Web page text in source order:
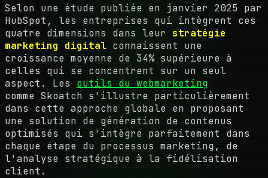
Selon une étude publiée en janvier 2025 par
HubSpot, les entreprises qui intègrent ces
quatre dimensions dans leur stratégie
marketing digital connaissent une
croissance moyenne de 34% supérieure à
celles qui se concentrent sur un seul
aspect. Les outils du webmarketing
comme Skoatch s'illustre particulièrement
dans cette approche globale en proposant
une solution de génération de contenus
optimisés qui s'intègre parfaitement dans
chaque étape du processus marketing, de
l'analyse stratégique à la fidélisation
client.